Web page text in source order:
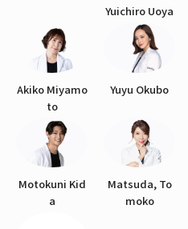
Yuichiro Uoya
Akiko Miyamo
to
Yuyu Okubo
Motokuni Kid
a
Matsuda, To
moko